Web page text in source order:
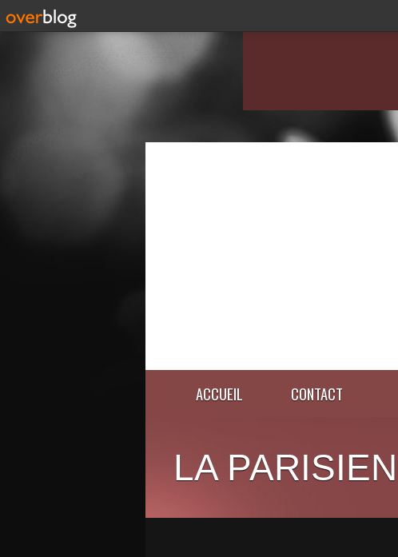
ACCUEIL CONTACT
LA